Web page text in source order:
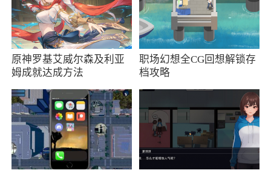
6、每种武器都有独特的属性和优势， 玩家
可以根据自己的需求选择不同的武器，打造更强
大的角色
小编评价
1、玩家可以随心所欲地自由战斗，并且以活
着逃离目标区域为主要任务。玩家们能够来尝试
利用诸多的武器装备保护自己并且打击对手，同
时也要搜集各种资源来维持自己的生存状态
原神罗基艾威尔森及利亚
姆成就达成方法
职场幻想全CG回想解锁存
档攻略